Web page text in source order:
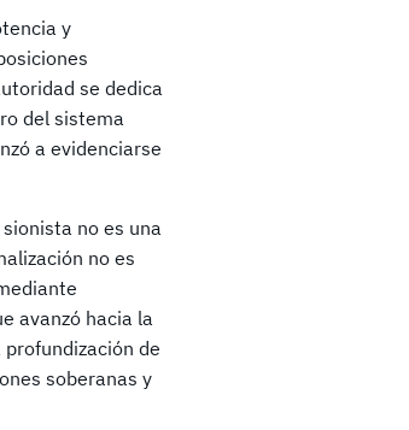
y
se dedica
del sistema
a evidenciarse
no es una
no es
avanzó hacia la
de
soberanas y